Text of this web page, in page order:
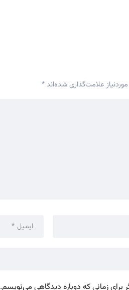
علامت‌گذاری شده‌اند*
زمانی که دوباره دیدگاهی می‌نویسم.